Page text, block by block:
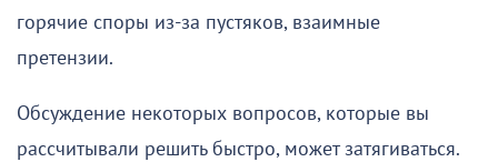
горячие споры из-за пустяков, взаимные
претензии.
Обсуждение некоторых вопросов, которые вы
рассчитывали решить быстро, может затягиваться.